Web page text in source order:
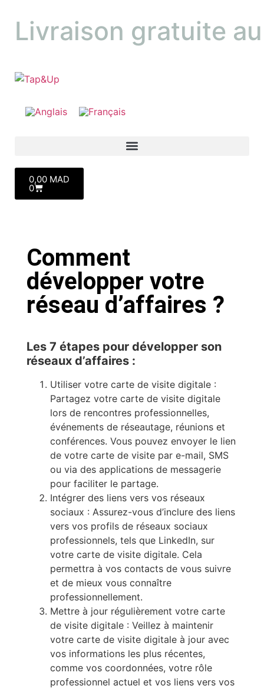
Livraison gratuite
0,00 MAD
0
Comment
développer votre
réseau d’affaires ?
Les 7 étapes pour développer son
réseaux d’affaires :
Utiliser votre carte de visite digitale :
Partagez votre carte de visite digitale
lors de rencontres professionnelles,
événements de réseautage, réunions et
conférences. Vous pouvez envoyer le lien
de votre carte de visite par e-mail, SMS
ou via des applications de messagerie
pour faciliter le partage.
Intégrer des liens vers vos réseaux
sociaux : Assurez-vous d’inclure des liens
vers vos profils de réseaux sociaux
professionnels, tels que LinkedIn, sur
votre carte de visite digitale. Cela
permettra à vos contacts de vous suivre
et de mieux vous connaître
professionnellement.
Mettre à jour régulièrement votre carte
de visite digitale : Veillez à maintenir
votre carte de visite digitale à jour avec
vos informations les plus récentes,
comme vos coordonnées, votre rôle
professionnel actuel et vos liens vers vos